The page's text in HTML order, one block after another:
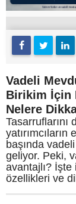
Vadeli
Birikim İçin
Nelere
Tasarruflarını
başında
geliyor. Peki,
avantajlı? İşte
özellikleri ve